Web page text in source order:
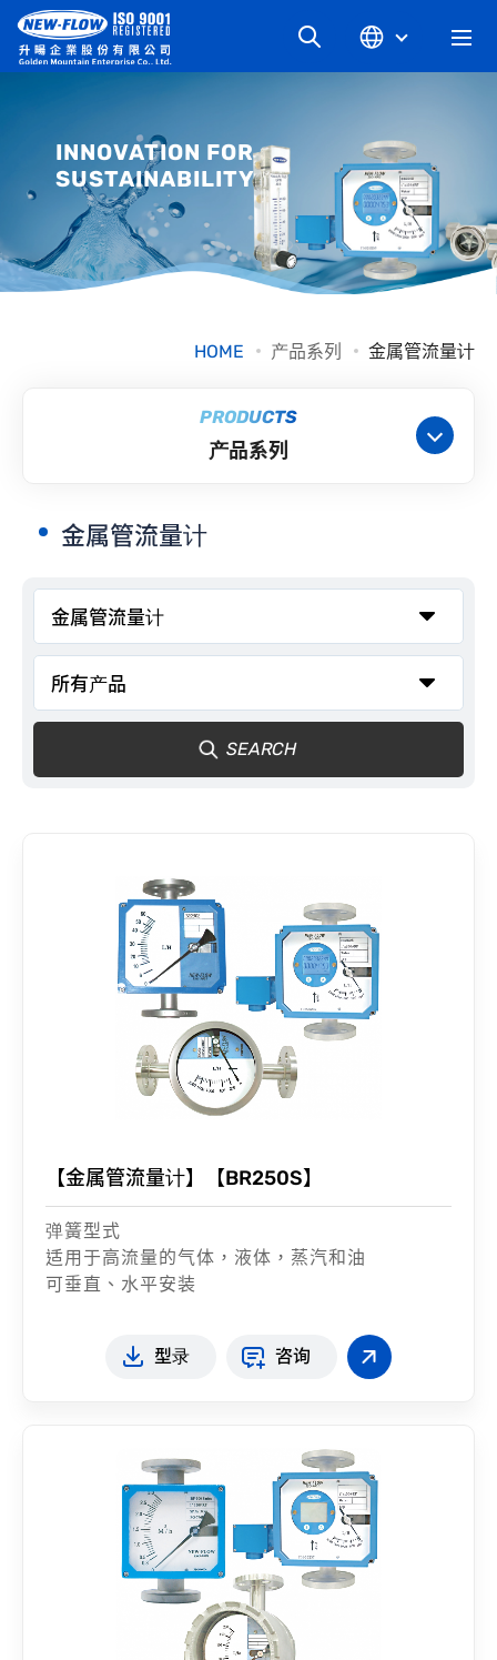
最新消息
知识文章
联络我们
INNOVATION FOR
SUSTAINABILITY
HOME 产品系列 金属管流量计
PRODUCTS
产品系列
金属管流量计
SEARCH
【金属管流量计】【BR250S】
弹簧型式
适用于高流量的气体，液体，蒸汽和油
可垂直、水平安装
型录 咨询